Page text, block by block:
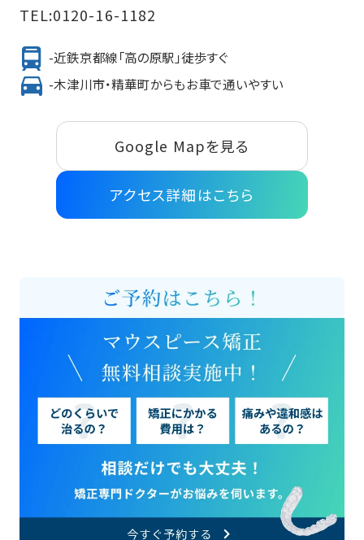
TEL:0120-16-1182
-近鉄京都線「高の原駅」徒歩すぐ
-木津川市・精華町からもお車で通いやすい
Google Mapを見る
アクセス詳細はこちら